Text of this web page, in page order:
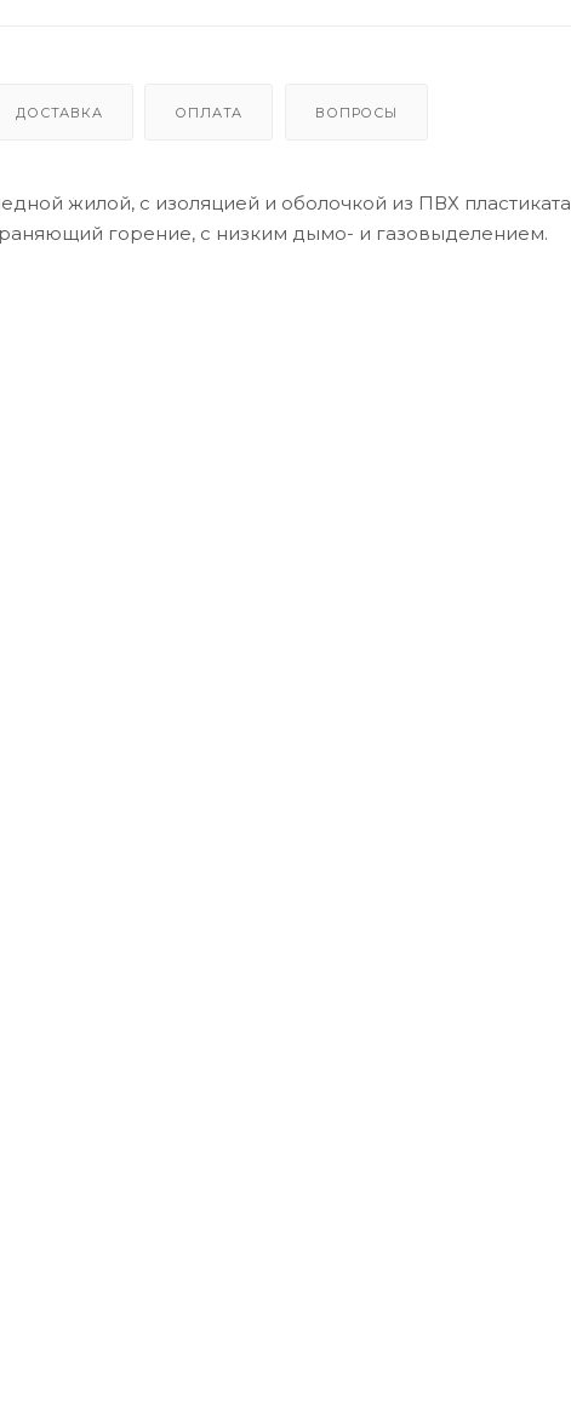
ДОСТАВКА ОПЛАТА ВОПРОСЫ
жилой, с изоляцией и оболочкой из ПВХ пластиката
горение, с низким дымо- и газовыделением.